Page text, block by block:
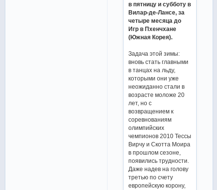
в пятницу и субботу в
Вилар-де-Лансе, за
четыре месяца до
Игр в Пхенчхане
(Южная Корея).
Задача этой зимы:
вновь стать главными
в танцах на льду,
которыми они уже
неожиданно стали в
возрасте моложе 20
лет, но с
возвращением к
соревнованиям
олимпийских
чемпионов 2010 Тессы
Вирчу и Скотта Моира
в прошлом сезоне,
появились трудности.
Даже надев на голову
третью по счету
европейскую корону,